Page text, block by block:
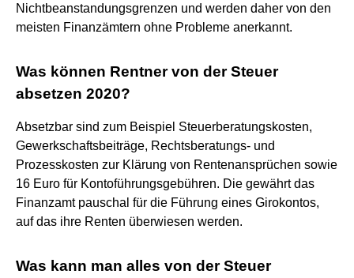
Nichtbeanstandungsgrenzen und werden daher von den
meisten Finanzämtern ohne Probleme anerkannt.
Was können Rentner von der Steuer
absetzen 2020?
Absetzbar sind zum Beispiel Steuerberatungskosten,
Gewerkschaftsbeiträge, Rechtsberatungs- und
Prozesskosten zur Klärung von Rentenansprüchen sowie
16 Euro für Kontoführungsgebühren. Die gewährt das
Finanzamt pauschal für die Führung eines Girokontos,
auf das ihre Renten überwiesen werden.
Was kann man alles von der Steuer